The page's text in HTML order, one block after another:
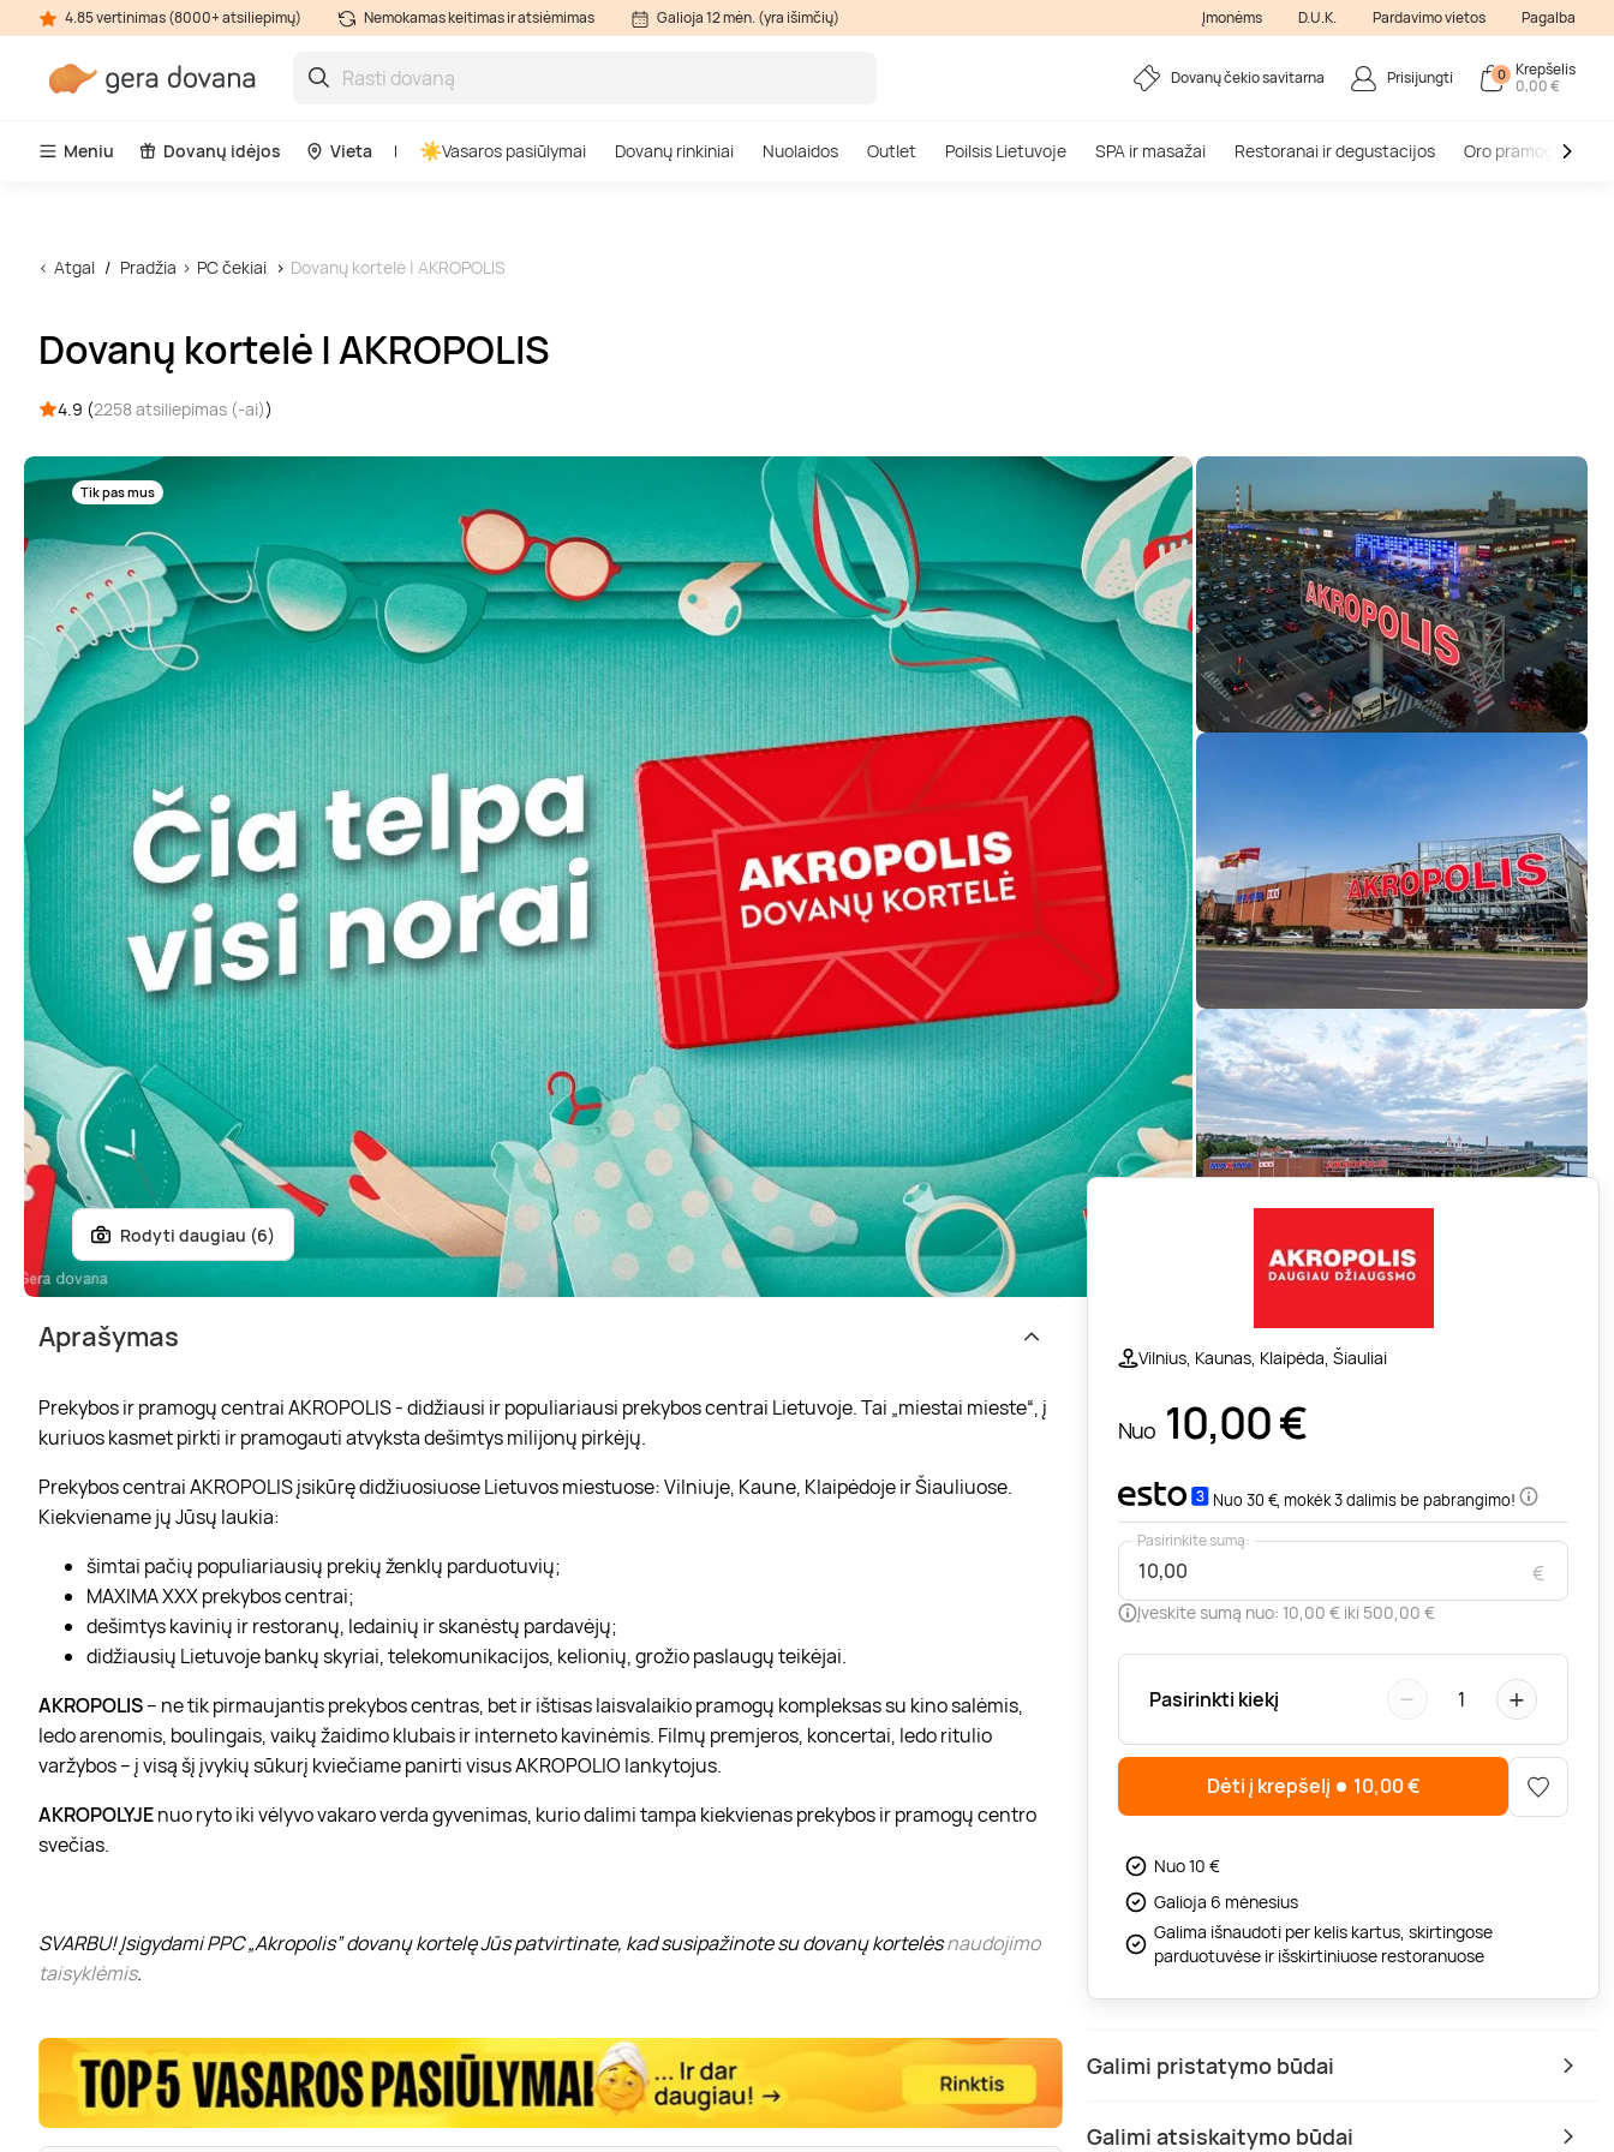
4.85 vertinimas (8000+ atsiliepimų) Nemokamas keitimas ir atsiėmimas Galioja 12 mėn. (yra išimčių) Įmonėms D.U.K. Pardavimo vietos Pagalba
Dovanų čekio savitarna Prisijungti 0 Krepšelis
0,00 €
Meniu Dovanų idėjos Vieta Vasaros pasiūlymai Dovanų rinkiniai Nuolaidos Outlet Poilsis Lietuvoje SPA ir masažai Restoranai ir degustacijos Oro pramogos
Atgal Pradžia PC čekiai Dovanų kortelė | AKROPOLIS
Dovanų kortelė | AKROPOLIS
4.9 (2258 atsiliepimas (-ai))
Tik pas mus
Rodyti daugiau (6)
Vilnius, Kaunas, Klaipėda, Šiauliai
Nuo 10,00€
Nuo 30 €, mokėk 3 dalimis be pabrangimo!
€
Pasirinkite sumą:
Įveskite sumą nuo: 10,00 € iki 500,00 €
Pasirinkti kiekį − 1 +
Dėti į krepšelį 10,00€
Nuo 10 €
Galioja 6 mėnesius
Galima išnaudoti per kelis kartus, skirtingose
parduotuvėse ir išskirtiniuose restoranuose
Galimi pristatymo būdai
Galimi atsiskaitymo būdai
Aprašymas
Prekybos ir pramogų centrai AKROPOLIS - didžiausi ir populiariausi prekybos centrai Lietuvoje. Tai „miestai mieste“, į
kuriuos kasmet pirkti ir pramogauti atvyksta dešimtys milijonų pirkėjų.
Prekybos centrai AKROPOLIS įsikūrę didžiuosiuose Lietuvos miestuose: Vilniuje, Kaune, Klaipėdoje ir Šiauliuose.
Kiekviename jų Jūsų laukia:
šimtai pačių populiariausių prekių ženklų parduotuvių;
MAXIMA XXX prekybos centrai;
dešimtys kavinių ir restoranų, ledainių ir skanėstų pardavėjų;
didžiausių Lietuvoje bankų skyriai, telekomunikacijos, kelionių, grožio paslaugų teikėjai.
AKROPOLIS– ne tik pirmaujantis prekybos centras, bet ir ištisas laisvalaikio pramogų kompleksas su kino salėmis,
ledo arenomis, boulingais, vaikų žaidimo klubais ir interneto kavinėmis. Filmų premjeros, koncertai, ledo ritulio
varžybos – į visą šį įvykių sūkurį kviečiame panirti visus AKROPOLIO lankytojus.
AKROPOLYJEnuo ryto iki vėlyvo vakaro verda gyvenimas, kurio dalimi tampa kiekvienas prekybos ir pramogų centro
svečias.
SVARBU! Įsigydami PPC „Akropolis” dovanų kortelę Jūs patvirtinate, kad susipažinote su dovanų kortelėsnaudojimo
taisyklėmis.